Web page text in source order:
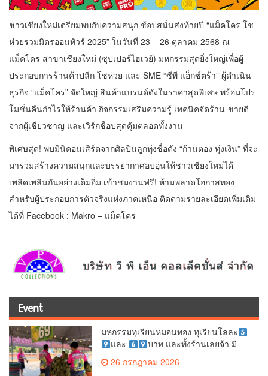
ชาวเชียงใหม่เตรียมพบกับความสนุก ช้อปสนั่นส่งท้ายปี “แม็คโคร โช
ห่วยรวมมิตรออนทัวร์ 2025” ในวันที่ 23 – 26 ตุลาคม 2568 ณ
แม็คโคร สาขาเชียงใหม่ (ซุปเปอร์ไฮเวย์) มหกรรมสุดยิ่งใหญ่เพื่อผู้
ประกอบการร้านค้าปลีก โชห่วย และ SME “ซีพี แอ็กซ์ตร้า” ผู้ดำเนิน
ธุรกิจ “แม็คโคร” จัดใหญ่ สินค้าแบรนด์ดังในราคาสุดพิเศษ พร้อมโปร
โมชั่นคืนกำไรให้ร้านค้า กิจกรรมเสริมความรู้ เทคนิคจัดร้าน-ขายดี
จากผู้เชี่ยวชาญ และเวิร์กช็อปสุดคุ้มตลอดทั้งงาน
พิเศษสุด! พบมินิคอนเสิร์ตจากศิลปินลูกทุ่งชื่อดัง “ก้านตอง ทุ่งเงิน” ที่จะ
มาร่วมสร้างความสนุกและบรรยากาศอบอุ่นให้ชาวเชียงใหม่ได้
เพลิดเพลินกันอย่างเต็มอิ่ม เข้าชมงานฟรี! ห้ามพลาดโอกาสทอง
สำหรับผู้ประกอบการตัวจริงแห่งภาคเหนือ ติดตามรายละเอียดเพิ่มเติม
ได้ที่ Facebook : Makro – แม็คโคร
Event
มหกรรมทุเรียนหมอนทอง ทุเรียนโลละ
และ
บาท และทั้งร้านเลยจ้า มี
มากกว่า 40 ตัน 2 ราคานี้เท่านั้น
26 กรกฎาคม 2026